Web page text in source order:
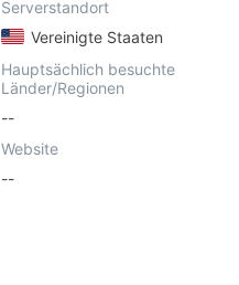
Serverstandort
Vereinigte Staaten
Hauptsächlich besuchte
Länder/Regionen
--
Website
--